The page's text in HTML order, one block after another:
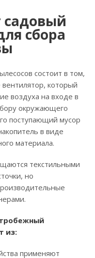
садовый
сбора
состоит в том,
который
воздуха на входе в
окружающего
поступающий мусор
в виде
материала.
текстильными
но
из:
применяют